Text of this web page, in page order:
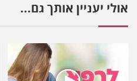
אולי יעניין אותך גם...